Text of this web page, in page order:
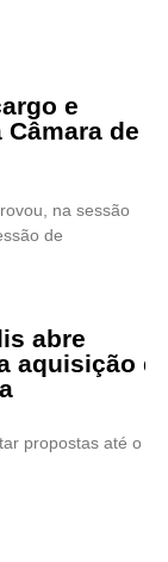
e
de
na sessão
de
abre
aquisição
propostas até o dia